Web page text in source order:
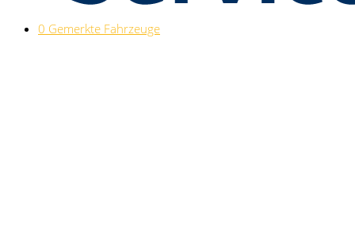
0 Gemerkte Fahrzeuge